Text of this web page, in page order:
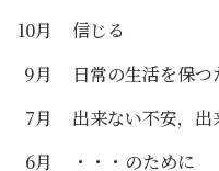
10月
信じる
9月
日常の生活を保つ
7月
出来ない不安，出
6月
・・・のために